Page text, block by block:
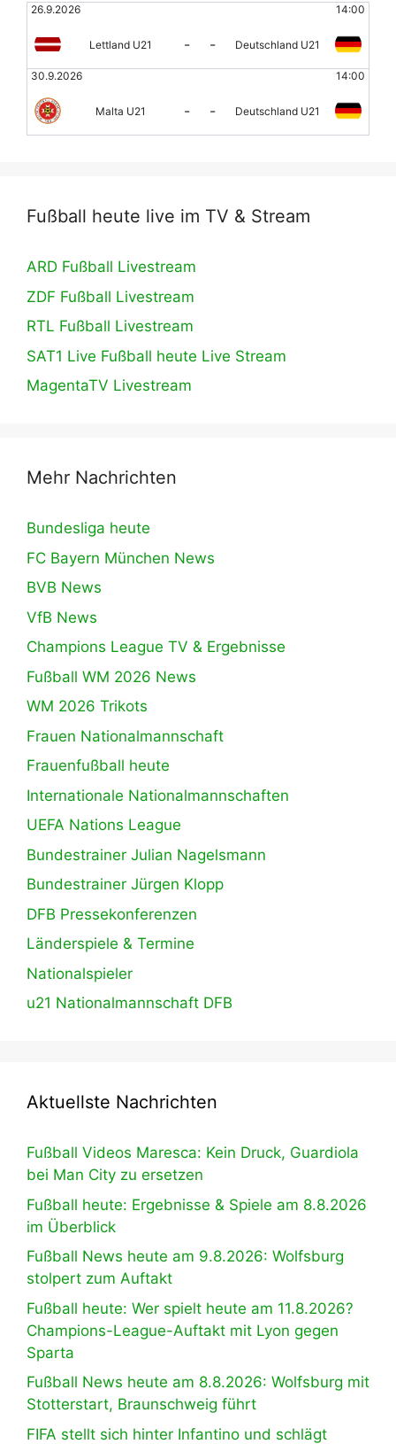
26.9.2026 14:00
Lettland U21 - - Deutschland U21
30.9.2026 14:00
Malta U21 - - Deutschland U21
Fußball heute live im TV & Stream
ARD Fußball Livestream
ZDF Fußball Livestream
RTL Fußball Livestream
SAT1 Live Fußball heute Live Stream
MagentaTV Livestream
Mehr Nachrichten
Bundesliga heute
FC Bayern München News
BVB News
VfB News
Champions League TV & Ergebnisse
Fußball WM 2026 News
WM 2026 Trikots
Frauen Nationalmannschaft
Frauenfußball heute
Internationale Nationalmannschaften
UEFA Nations League
Bundestrainer Julian Nagelsmann
Bundestrainer Jürgen Klopp
DFB Pressekonferenzen
Länderspiele & Termine
Nationalspieler
u21 Nationalmannschaft DFB
Aktuellste Nachrichten
Fußball Videos Maresca: Kein Druck, Guardiola
bei Man City zu ersetzen
Fußball heute: Ergebnisse & Spiele am 8.8.2026
im Überblick
Fußball News heute am 9.8.2026: Wolfsburg
stolpert zum Auftakt
Fußball heute: Wer spielt heute am 11.8.2026?
Champions-League-Auftakt mit Lyon gegen
Sparta
Fußball News heute am 8.8.2026: Wolfsburg mit
Stotterstart, Braunschweig führt
FIFA stellt sich hinter Infantino und schlägt